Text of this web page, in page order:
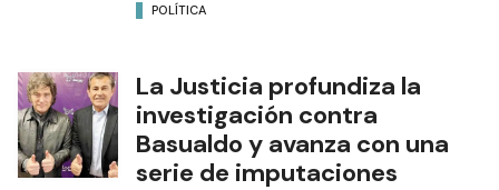
POLÍTICA
La Justicia profundiza la
investigación contra
Basualdo y avanza con una
serie de imputaciones